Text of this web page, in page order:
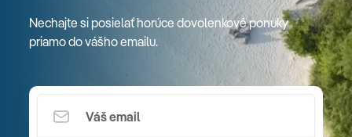
Nechajte si posielať horúce dovolenkové ponuky
priamo do vášho emailu.